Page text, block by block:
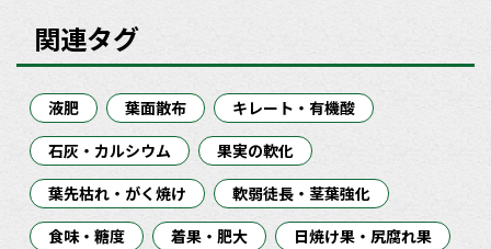
関連タグ
液肥 葉面散布
キレート・有機酸
石灰・カルシウム
果実の軟化
葉先枯れ・がく焼け
軟弱徒長・茎葉強化
食味・糖度
着果・肥大
日焼け果・尻腐れ果